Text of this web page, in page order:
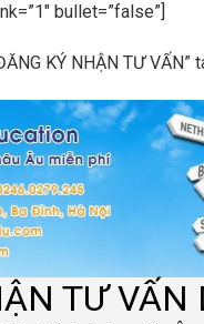
bullet=”false”]
KÝ NHẬN TƯ VẤN”